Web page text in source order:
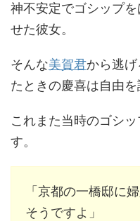
神不安定でゴシップ
せた彼女。
そんな美賀君から逃
たときの慶喜は自由を
これまた当時のゴシ
す。
「京都の一橋邸に
そうですよ」